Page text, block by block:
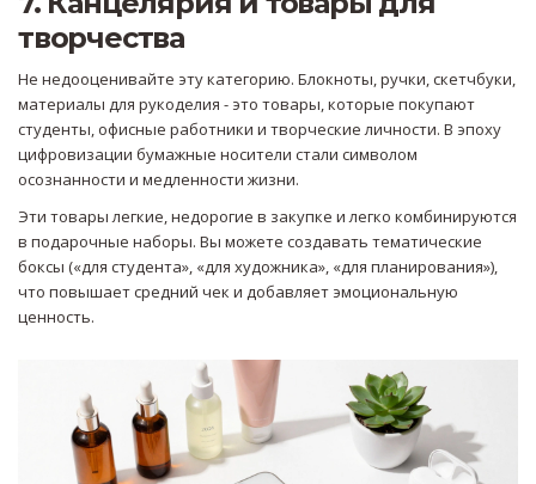
творчества
Не недооценивайте эту категорию. Блокноты, ручки, скетчбуки,
материалы для рукоделия - это товары, которые покупают
студенты, офисные работники и творческие личности. В эпоху
цифровизации бумажные носители стали символом
осознанности и медленности жизни.
Эти товары легкие, недорогие в закупке и легко комбинируются
в подарочные наборы. Вы можете создавать тематические
боксы («для студента», «для художника», «для планирования»),
что повышает средний чек и добавляет эмоциональную
ценность.